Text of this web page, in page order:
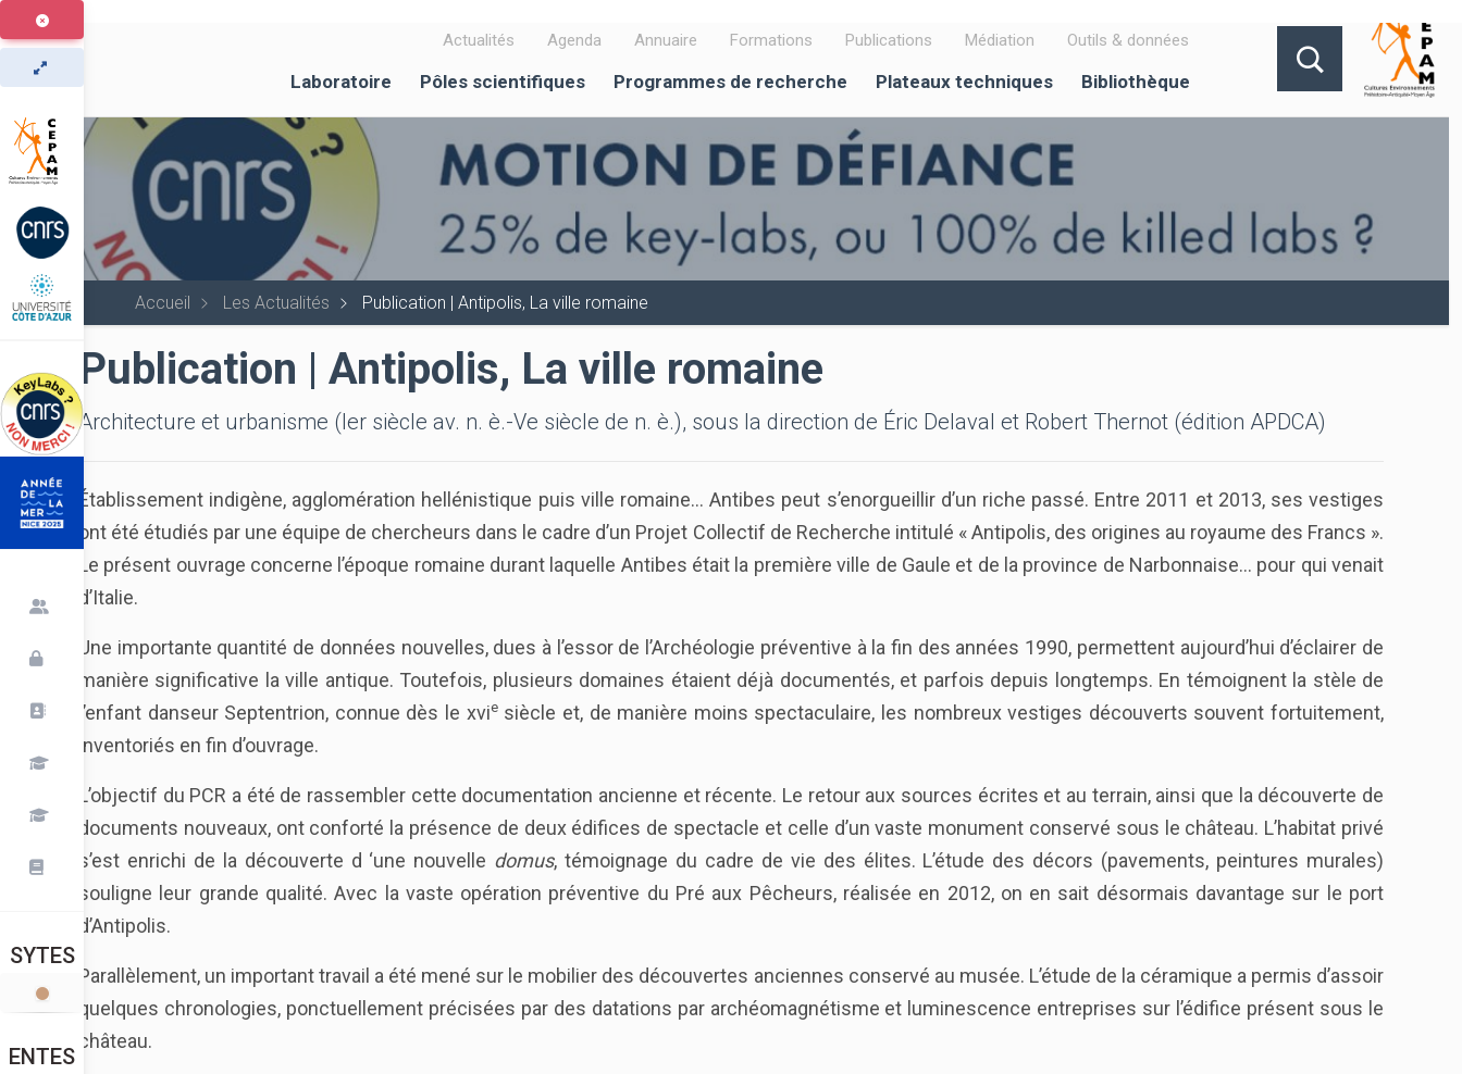
Aller
au
contenu
principal
Actualités Agenda Annuaire Formations Publications Médiation Outils & données
Laboratoire Pôles scientifiques Programmes de recherche Plateaux techniques Bibliothèque
Accueil Les Actualités Publication | Antipolis, La ville romaine
SYTES
ENTES
Publication | Antipolis, La ville romaine
Architecture et urbanisme (Ier siècle av. n. è.-Ve siècle de n. è.), sous la direction de Éric Delaval et Robert Thernot (édition APDCA)
Établissement indigène, agglomération hellénistique puis ville romaine… Antibes peut s’enorgueillir d’un riche passé. Entre 2011 et 2013, ses vestiges
ont été étudiés par une équipe de chercheurs dans le cadre d’un Projet Collectif de Recherche intitulé « Antipolis, des origines au royaume des Francs ».
Le présent ouvrage concerne l’époque romaine durant laquelle Antibes était la première ville de Gaule et de la province de Narbonnaise… pour qui venait
d’Italie.
Une importante quantité de données nouvelles, dues à l’essor de l’Archéologie préventive à la fin des années 1990, permettent aujourd’hui d’éclairer de
manière significative la ville antique. Toutefois, plusieurs domaines étaient déjà documentés, et parfois depuis longtemps. En témoignent la stèle de
l’enfant danseur Septentrion, connue dès le xviesiècle et, de manière moins spectaculaire, les nombreux vestiges découverts souvent fortuitement,
inventoriés en fin d’ouvrage.
L’objectif du PCR a été de rassembler cette documentation ancienne et récente. Le retour aux sources écrites et au terrain, ainsi que la découverte de
documents nouveaux, ont conforté la présence de deux édifices de spectacle et celle d’un vaste monument conservé sous le château. L’habitat privé
s’est enrichi de la découverte d ‘une nouvelle domus, témoignage du cadre de vie des élites. L’étude des décors (pavements, peintures murales)
souligne leur grande qualité. Avec la vaste opération préventive du Pré aux Pêcheurs, réalisée en 2012, on en sait désormais davantage sur le port
d’Antipolis.
Parallèlement, un important travail a été mené sur le mobilier des découvertes anciennes conservé au musée. L’étude de la céramique a permis d’assoir
quelques chronologies, ponctuellement précisées par des datations par archéomagnétisme et luminescence entreprises sur l’édifice présent sous le
château.